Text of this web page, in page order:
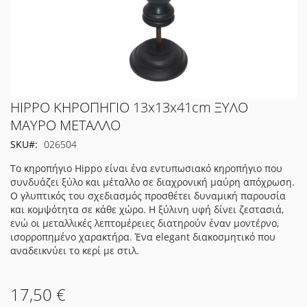
Μετάβαση
στην
αρχή
της
εικόνων
HIPPO ΚΗΡΟΠΗΓΙΟ 13x13x41cm ΞΥΛΟ
ΜΑΥΡΟ ΜΕΤΑΛΛΟ
SKU
026504
Το κηροπήγιο Hippo είναι ένα εντυπωσιακό κηροπήγιο που
συνδυάζει ξύλο και μέταλλο σε διαχρονική μαύρη απόχρωση.
Ο γλυπτικός του σχεδιασμός προσθέτει δυναμική παρουσία
και κομψότητα σε κάθε χώρο. Η ξύλινη υφή δίνει ζεστασιά,
ενώ οι μεταλλικές λεπτομέρειες διατηρούν έναν μοντέρνο,
ισορροπημένο χαρακτήρα. Ένα elegant διακοσμητικό που
αναδεικνύει το κερί με στιλ.
17,50 €